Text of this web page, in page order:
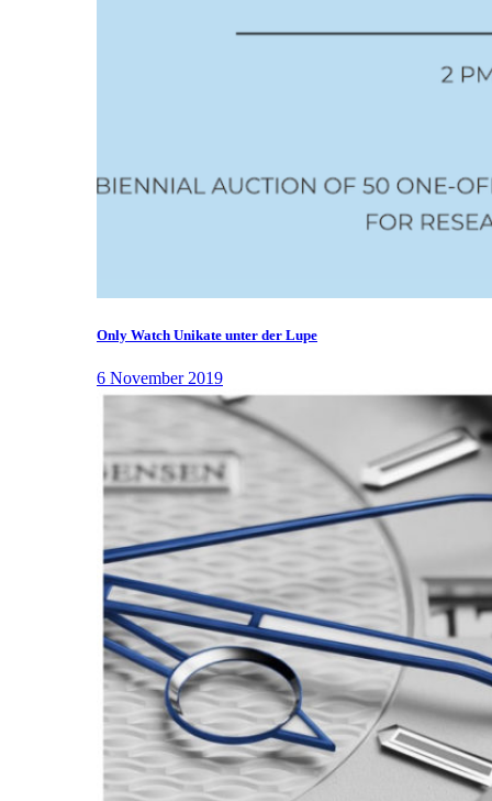
Only Watch Unikate unter der Lupe
6 November 2019